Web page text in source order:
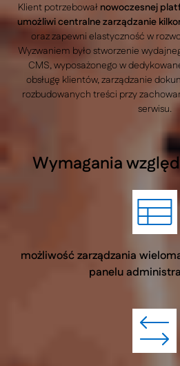
Klient potrzebował nowoczesnej
umożliwi centralne zarządzanie
oraz zapewni elastyczność w
Wyzwaniem było stworzenie
CMS, wyposażonego w
obsługę klientów, zarządzanie
rozbudowanych treści przy
serwisu.
Wymagania
możliwość zarządzania
panelu